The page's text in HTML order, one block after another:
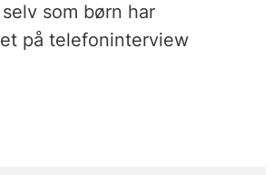
som børn har
på telefoninterview